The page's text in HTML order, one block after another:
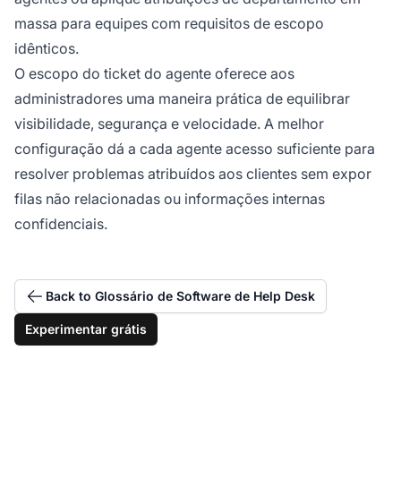
massa para equipes com requisitos de escopo
idênticos.
O escopo do ticket do agente oferece aos
administradores uma maneira prática de equilibrar
visibilidade, segurança e velocidade. A melhor
configuração dá a cada agente acesso suficiente para
resolver problemas atribuídos aos clientes sem expor
filas não relacionadas ou informações internas
confidenciais.
Back to Glossário de Software de Help Desk
Experimentar grátis